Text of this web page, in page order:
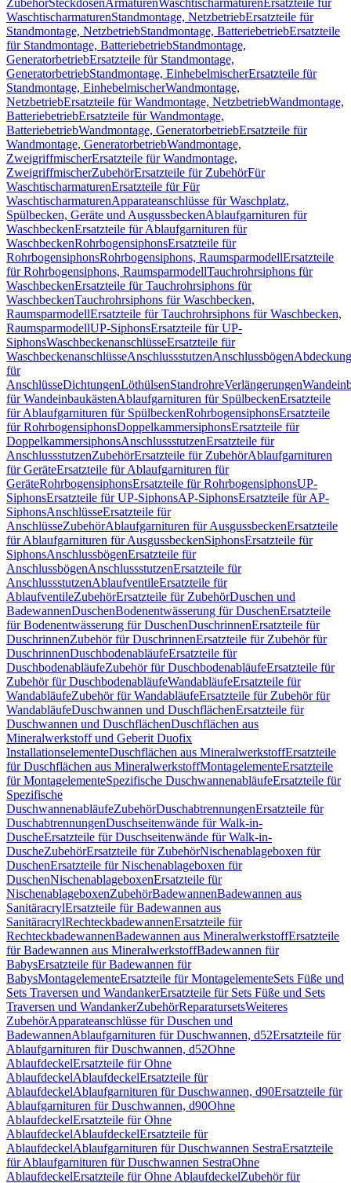
ZubehörSteckdosenArmaturenWaschtischarmaturen Ersatzteile für
WaschtischarmaturenStandmontage, NetzbetriebErsatzteile für
Standmontage, NetzbetriebStandmontage, BatteriebetriebErsatzteile
für Standmontage, BatteriebetriebStandmontage,
GeneratorbetriebErsatzteile für Standmontage,
GeneratorbetriebStandmontage, EinhebelmischerErsatzteile für
Standmontage, EinhebelmischerWandmontage,
NetzbetriebErsatzteile für Wandmontage, NetzbetriebWandmontage,
BatteriebetriebErsatzteile für Wandmontage,
BatteriebetriebWandmontage, GeneratorbetriebErsatzteile für
Wandmontage, GeneratorbetriebWandmontage,
ZweigriffmischerErsatzteile für Wandmontage,
ZweigriffmischerZubehörErsatzteile für ZubehörFür
WaschtischarmaturenErsatzteile für Für
WaschtischarmaturenApparateanschlüsse für Waschplatz,
Spülbecken, Geräte und AusgussbeckenAblaufgarnituren für
WaschbeckenErsatzteile für Ablaufgarnituren für
WaschbeckenRohrbogensiphonsErsatzteile für
RohrbogensiphonsRohrbogensiphons, RaumsparmodellErsatzteile
für Rohrbogensiphons, RaumsparmodellTauchrohrsiphons für
WaschbeckenErsatzteile für Tauchrohrsiphons für
WaschbeckenTauchrohrsiphons für Waschbecken,
RaumsparmodellErsatzteile für Tauchrohrsiphons für Waschbecken,
RaumsparmodellUP-SiphonsErsatzteile für UP-
SiphonsWaschbeckenanschlüsseErsatzteile für
WaschbeckenanschlüsseAnschlussstutzenAnschlussbögen
für
AnschlüsseDichtungenLöthülsenStandrohreVerlängerungen
für WandeinbaukästenAblaufgarnituren für SpülbeckenErsatzteile
für Ablaufgarnituren für SpülbeckenRohrbogensiphonsErsatzteile
für RohrbogensiphonsDoppelkammersiphonsErsatzteile für
DoppelkammersiphonsAnschlussstutzenErsatzteile für
AnschlussstutzenZubehörErsatzteile für ZubehörAblaufgarnituren
für GeräteErsatzteile für Ablaufgarnituren für
GeräteRohrbogensiphonsErsatzteile für RohrbogensiphonsUP-
SiphonsErsatzteile für UP-SiphonsAP-SiphonsErsatzteile für AP-
SiphonsAnschlüsseErsatzteile für
AnschlüsseZubehörAblaufgarnituren für AusgussbeckenErsatzteile
für Ablaufgarnituren für AusgussbeckenSiphonsErsatzteile für
SiphonsAnschlussbögenErsatzteile für
AnschlussbögenAnschlussstutzenErsatzteile für
AnschlussstutzenAblaufventileErsatzteile für
AblaufventileZubehörErsatzteile für ZubehörDuschen und
BadewannenDuschenBodenentwässerung für DuschenErsatzteile
für Bodenentwässerung für DuschenDuschrinnenErsatzteile für
DuschrinnenZubehör für DuschrinnenErsatzteile für Zubehör für
DuschrinnenDuschbodenabläufeErsatzteile für
DuschbodenabläufeZubehör für DuschbodenabläufeErsatzteile für
Zubehör für DuschbodenabläufeWandabläufeErsatzteile für
WandabläufeZubehör für WandabläufeErsatzteile für Zubehör für
WandabläufeDuschwannen und DuschflächenErsatzteile für
Duschwannen und DuschflächenDuschflächen aus
Mineralwerkstoff und Geberit Duofix
InstallationselementeDuschflächen aus MineralwerkstoffErsatzteile
für Duschflächen aus MineralwerkstoffMontagelementeErsatzteile
für MontagelementeSpezifische DuschwannenabläufeErsatzteile für
Spezifische
DuschwannenabläufeZubehörDuschabtrennungenErsatzteile für
DuschabtrennungenDuschseitenwände für Walk-in-
DuscheErsatzteile für Duschseitenwände für Walk-in-
DuscheZubehörErsatzteile für ZubehörNischenablageboxen für
DuschenErsatzteile für Nischenablageboxen für
DuschenNischenablageboxenErsatzteile für
NischenablageboxenZubehörBadewannenBadewannen aus
SanitäracrylErsatzteile für Badewannen aus
SanitäracrylRechteckbadewannenErsatzteile für
RechteckbadewannenBadewannen aus MineralwerkstoffErsatzteile
für Badewannen aus MineralwerkstoffBadewannen für
BabysErsatzteile für Badewannen für
BabysMontagelementeErsatzteile für MontagelementeSets Füße und
Sets Traversen und WandankerErsatzteile für Sets Füße und Sets
Traversen und WandankerZubehörReparatursetsWeiteres
ZubehörApparateanschlüsse für Duschen und
BadewannenAblaufgarnituren für Duschwannen, d52Ersatzteile für
Ablaufgarnituren für Duschwannen, d52Ohne
AblaufdeckelErsatzteile für Ohne
AblaufdeckelAblaufdeckelErsatzteile für
AblaufdeckelAblaufgarnituren für Duschwannen, d90Ersatzteile für
Ablaufgarnituren für Duschwannen, d90Ohne
AblaufdeckelErsatzteile für Ohne
AblaufdeckelAblaufdeckelErsatzteile für
AblaufdeckelAblaufgarnituren für Duschwannen SestraErsatzteile
für Ablaufgarnituren für Duschwannen SestraOhne
AblaufdeckelErsatzteile für Ohne AblaufdeckelZubehör für